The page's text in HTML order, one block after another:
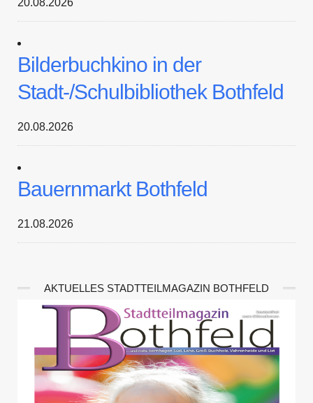
20.08.2026
Bilderbuchkino in der
Stadt-/Schulbibliothek Bothfeld
20.08.2026
Bauernmarkt Bothfeld
21.08.2026
AKTUELLES STADTTEILMAGAZIN BOTHFELD